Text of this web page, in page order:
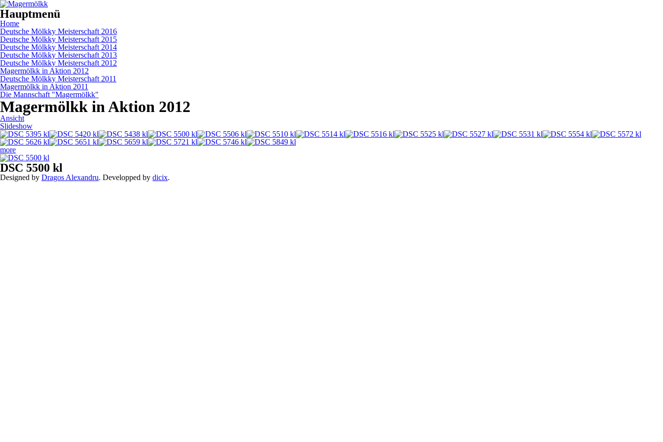
Direkt zum Inhalt
Hauptmenü
Home
Deutsche Mölkky Meisterschaft 2016
Deutsche Mölkky Meisterschaft 2015
Deutsche Mölkky Meisterschaft 2014
Deutsche Mölkky Meisterschaft 2013
Deutsche Mölkky Meisterschaft 2012
Magermölkk in Aktion 2012
Deutsche Mölkky Meisterschaft 2011
Magermölkk in Aktion 2011
Die Mannschaft "Magermölkk"
Magermölkk in Aktion 2012
Haupt-Reiter
Ansicht(aktiver Reiter)
Slideshow
more
DSC 5500 kl
Designed by Dragos Alexandru. Developped by dicix.